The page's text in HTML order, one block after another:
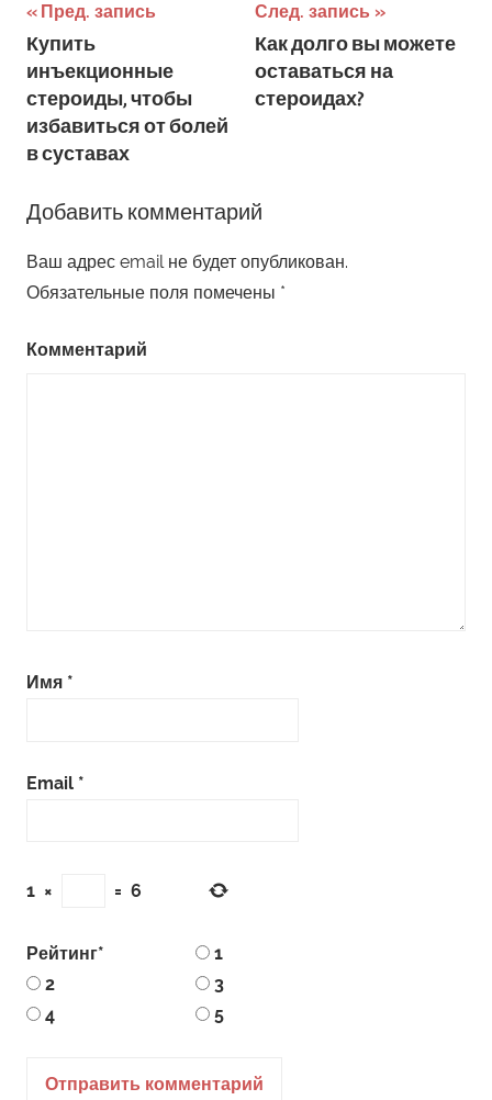
Навигация
по
записям
Пред. запись
Купить
инъекционные
стероиды, чтобы
избавиться от болей
в суставах
След. запись
Как долго вы можете
оставаться на
стероидах?
Добавить комментарий
Ваш адрес email не будет опубликован.
Обязательные поля помечены *
Комментарий
Имя *
Email *
1 × = 6
Рейтинг*
1
2
3
4
5